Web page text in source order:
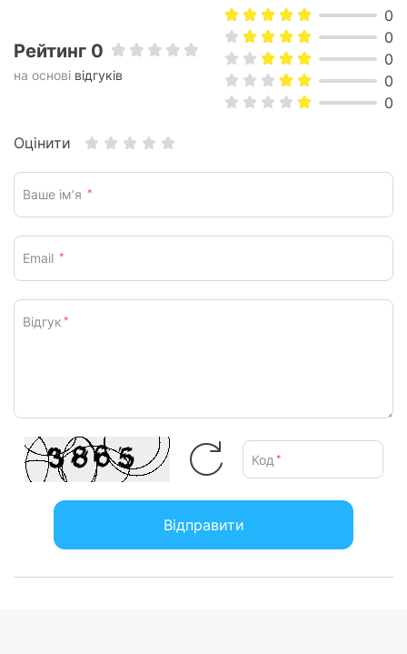
Рейтинг 0
на основі відгуків
0
0
0
0
0
Оцінити
Ваше ім’я *
Email *
Відгук *
Код *
Відправити